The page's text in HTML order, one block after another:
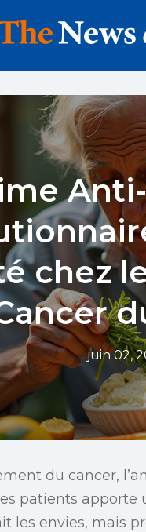
chez
juin 02,
du cancer,
patients
les envies, mais